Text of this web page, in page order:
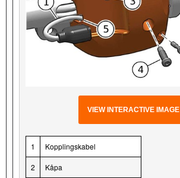
VIEW INTERACTIVE IMAGE
1 Kopplingskabel
2 Kåpa